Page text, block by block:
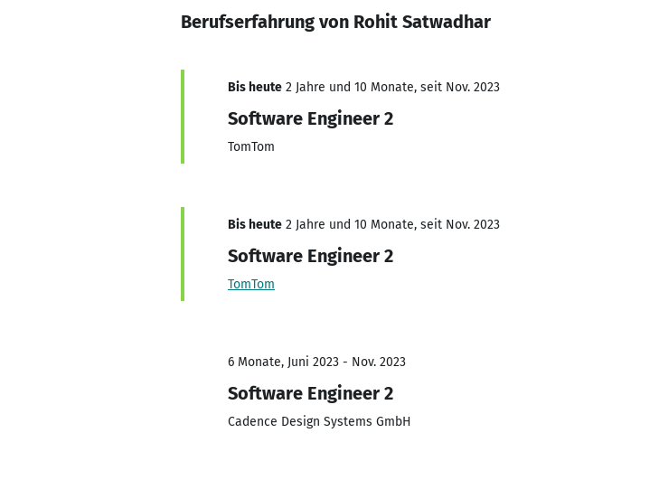
Berufserfahrung von Rohit Satwadhar
Bis heute 2 Jahre und 10 Monate, seit Nov. 2023
Software Engineer 2
TomTom
Bis heute 2 Jahre und 10 Monate, seit Nov. 2023
Software Engineer 2
TomTom
6 Monate, Juni 2023 - Nov. 2023
Software Engineer 2
Cadence Design Systems GmbH